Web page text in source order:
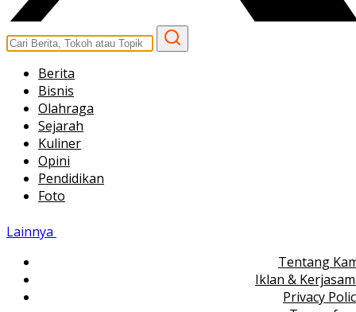
Berita
Bisnis
Olahraga
Sejarah
Kuliner
Opini
Pendidikan
Foto
Lainnya
Tentang
Iklan &
Privacy